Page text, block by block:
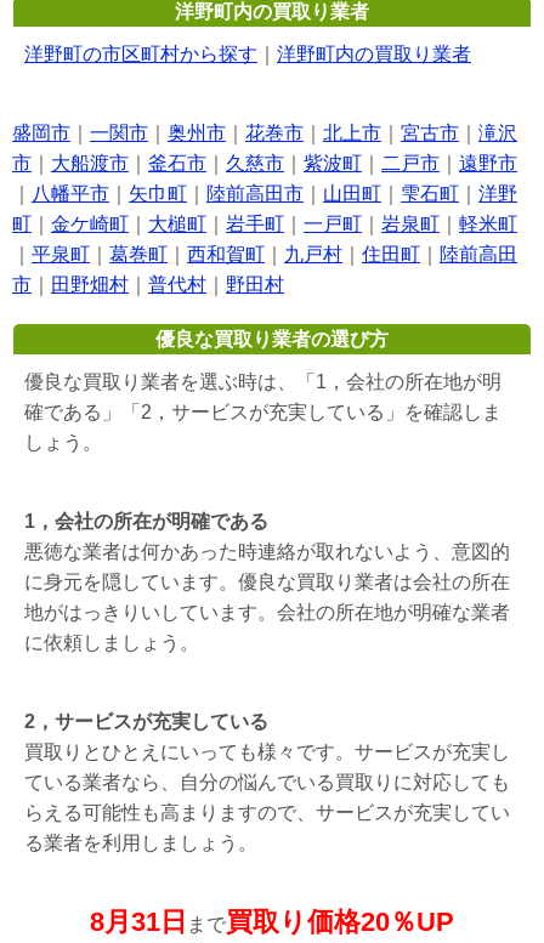
洋野町内の買取り業者
洋野町の市区町村から探す 洋野町内の買取り業者
盛岡市 一関市 奥州市 花巻市 北上市 宮古市
滝沢
市
大船渡市 釜石市 久慈市 紫波町 二戸市
遠野市
八幡平市 矢巾町 陸前高田市 山田町 雫石町
洋野
町
金ケ崎町 大槌町 岩手町 一戸町 岩泉町
軽米町
平泉町 葛巻町 西和賀町 九戸村 住田町
陸前高田
市
田野畑村 普代村 野田村
優良な買取り業者の選び方
優良な買取り業者を選ぶ時は、「1，会社の所在地が明
確である」「2，サービスが充実している」を確認しま
しょう。
1，会社の所在が明確である
悪徳な業者は何かあった時連絡が取れないよう、意図的
に身元を隠しています。優良な買取り業者は会社の所在
地がはっきりいしています。会社の所在地が明確な業者
に依頼しましょう。
2，サービスが充実している
買取りとひとえにいっても様々です。サービスが充実し
ている業者なら、自分の悩んでいる買取りに対応しても
らえる可能性も高まりますので、サービスが充実してい
る業者を利用しましょう。
8月31日 まで買取り価格20％UP